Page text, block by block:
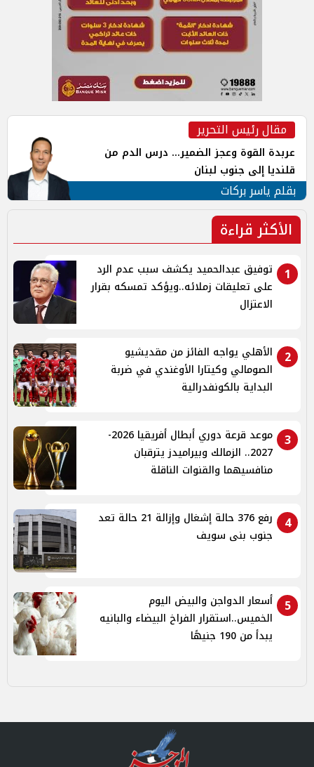
مقال رئيس التحرير
عربدة القوة وعجز الضمير... درس الدم من
قلنديا إلى جنوب لبنان
بقلم ياسر بركات
الأكثر قراءة
1
توفيق عبدالحميد يكشف سبب عدم الرد
على تعليقات زملائه..ويؤكد تمسكه بقرار
الاعتزال
2
الأهلي يواجه الفائز من مقديشيو
الصومالي وكيتارا الأوغندي في ضربة
البداية بالكونفدرالية
3
موعد قرعة دوري أبطال أفريقيا 2026-
2027.. الزمالك وبيراميدز يترقبان
منافسيهما والقنوات الناقلة
4
رفع 376 حالة إشغال وإزالة 21 حالة تعد
جنوب بنى سويف
5
أسعار الدواجن والبيض اليوم
الخميس..استقرار الفراخ البيضاء والبانيه
يبدأ من 190 جنيهًا